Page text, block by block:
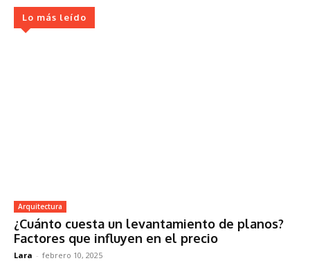
Lo más leído
Arquitectura
¿Cuánto cuesta un levantamiento de planos?
Factores que influyen en el precio
Lara - febrero 10, 2025